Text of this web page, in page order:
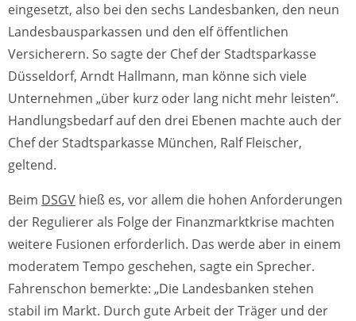
eingesetzt, also bei den sechs Landesbanken, den neun
Landesbausparkassen und den elf öffentlichen
Versicherern. So sagte der Chef der Stadtsparkasse
Düsseldorf, Arndt Hallmann, man könne sich viele
Unternehmen „über kurz oder lang nicht mehr leisten“.
Handlungsbedarf auf den drei Ebenen machte auch der
Chef der Stadtsparkasse München, Ralf Fleischer,
geltend.
Beim DSGV hieß es, vor allem die hohen Anforderungen
der Regulierer als Folge der Finanzmarktkrise machten
weitere Fusionen erforderlich. Das werde aber in einem
moderatem Tempo geschehen, sagte ein Sprecher.
Fahrenschon bemerkte: „Die Landesbanken stehen
stabil im Markt. Durch gute Arbeit der Träger und der